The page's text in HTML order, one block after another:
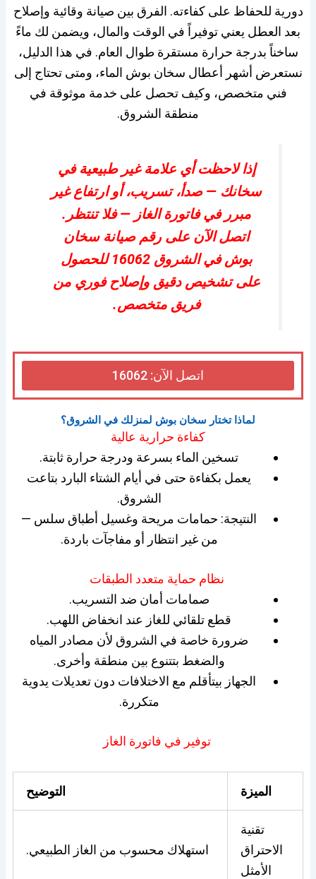
دورية للحفاظ على كفاءته. الفرق بين صيانة وقائية وإصلاح
بعد العطل يعني توفيراً في الوقت والمال، ويضمن لك ماءً
ساخناً بدرجة حرارة مستقرة طوال العام. في هذا الدليل،
نستعرض أشهر أعطال سخان بوش الماء، ومتى تحتاج إلى
فني متخصص، وكيف تحصل على خدمة موثوقة في
منطقة الشروق.
إذا لاحظت أي علامة غير طبيعية في
سخانك — صدأ، تسريب، أو ارتفاع غير
مبرر في فاتورة الغاز — فلا تنتظر.
اتصل الآن على رقم صيانة سخان
بوش في الشروق 16062 للحصول
على تشخيص دقيق وإصلاح فوري من
فريق متخصص.
اتصل الآن: 16062
لماذا تختار سخان بوش لمنزلك في الشروق؟
كفاءة حرارية عالية
تسخين الماء بسرعة ودرجة حرارة ثابتة.
يعمل بكفاءة حتى في أيام الشتاء البارد بتاعت
الشروق.
النتيجة: حمامات مريحة وغسيل أطباق سلس —
من غير انتظار أو مفاجآت باردة.
نظام حماية متعدد الطبقات
صمامات أمان ضد التسريب.
قطع تلقائي للغاز عند انخفاض اللهب.
ضرورة خاصة في الشروق لأن مصادر المياه
والضغط بتتنوع بين منطقة وأخرى.
الجهاز بيتأقلم مع الاختلافات دون تعديلات يدوية
متكررة.
توفير في فاتورة الغاز
الميزة التوضيح
تقنية
الاحتراق
الأمثل
استهلاك محسوب من الغاز الطبيعي.